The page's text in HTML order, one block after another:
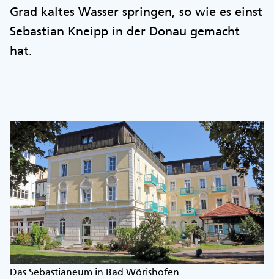
Grad kaltes Wasser springen, so wie es einst
Sebastian Kneipp in der Donau gemacht
hat.
Das Sebastianeum in Bad Wörishofen